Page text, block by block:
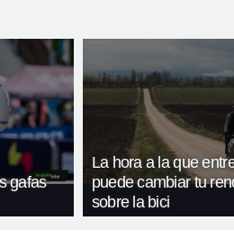
gafas
La hora a la que
puede cambiar tu
sobre la bici